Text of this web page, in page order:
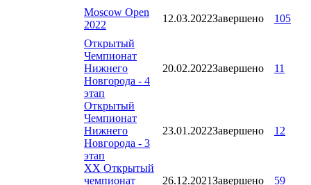
Moscow Open
2022
12.03.2022Завершено 105
Открытый
Чемпионат
Нижнего
Новгорода - 4
этап
20.02.2022Завершено 11
Открытый
Чемпионат
Нижнего
Новгорода - 3
этап
23.01.2022Завершено 12
XX Открытый
чемпионат
26.12.2021Завершено 59